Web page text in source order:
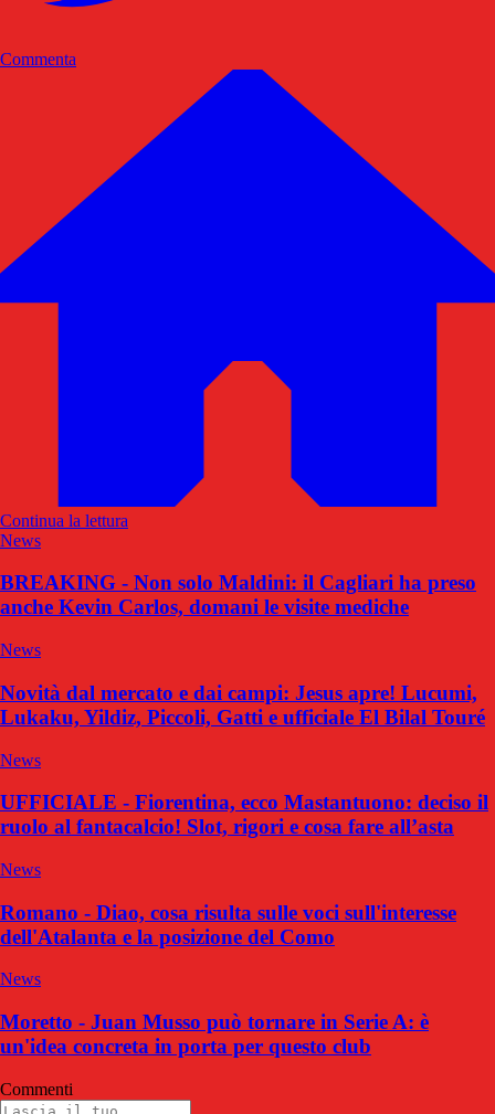
Commenta
Continua la lettura
News
BREAKING - Non solo Maldini: il Cagliari ha preso
anche Kevin Carlos, domani le visite mediche
News
Novità dal mercato e dai campi: Jesus apre! Lucumi,
Lukaku, Yildiz, Piccoli, Gatti e ufficiale El Bilal Touré
News
UFFICIALE - Fiorentina, ecco Mastantuono: deciso il
ruolo al fantacalcio! Slot, rigori e cosa fare all’asta
News
Romano - Diao, cosa risulta sulle voci sull'interesse
dell'Atalanta e la posizione del Como
News
Moretto - Juan Musso può tornare in Serie A: è
un'idea concreta in porta per questo club
Commenti